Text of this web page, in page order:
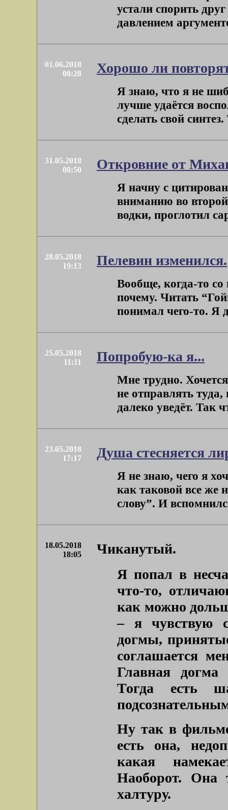
устали спорить
давлением
01.06.2018
08:28
Хорошо ли
Я знаю, что я не
лучше удаётся
сделать свой
31.05.2018
08:50
Откровние от
Я начну с
вниманию во
водки, проглотил
28.05.2018
19:13
Пелевин изменился.
Вообще, когда-то
почему. Читать
понимал чего-то. Я
25.05.2018
11:11
Попробую-ка я...
Мне трудно.
не отправлять
далеко уведёт. Так
23.05.2018
17:17
Душа стесняется
Я не знаю, чего я
как таковой все же
слову”. И
18.05.2018
18:05
Чиканутый.
Я попал в
что-то,
как можно
– я чувствую
догмы,
соглашается
Главная догма
Тогда есть
Ну так в
есть она,
какая
Наоборот. Она
халтуру.